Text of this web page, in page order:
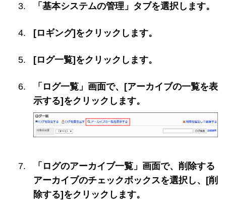
「基本システムの管理」タブを選択します。
[ロギング]をクリックします。
[ログ一覧]をクリックします。
「ログ一覧」画面で、[アーカイブの一覧を表
示する]をクリックします。
「ログのアーカイブ一覧」画面で、削除する
アーカイブのチェックボックスを選択し、[削
除する]をクリックします。